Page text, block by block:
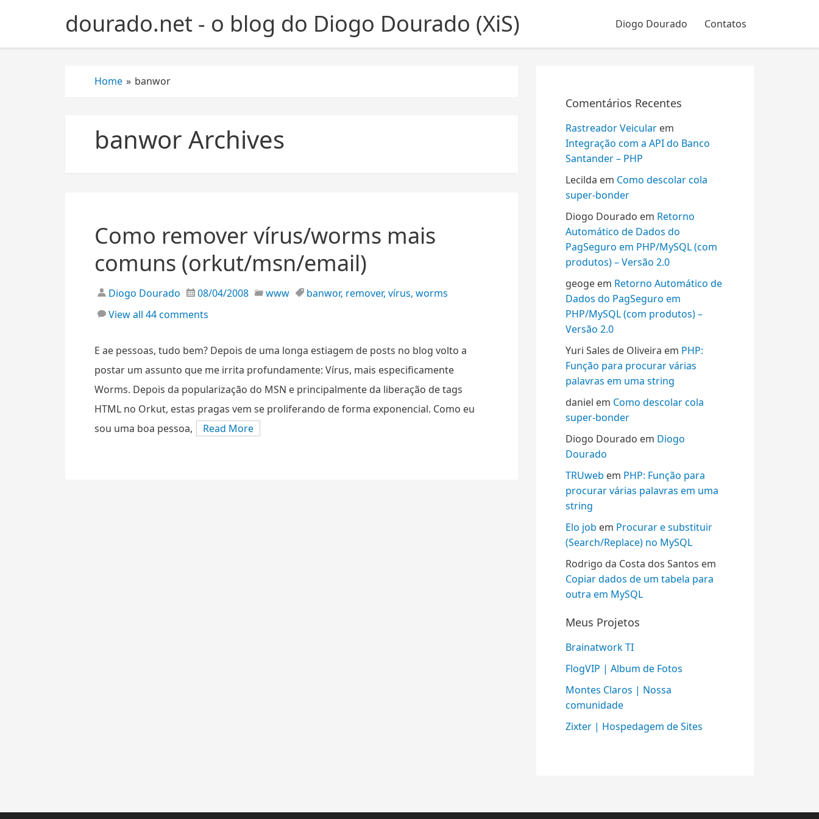
dourado.net - o blog do Diogo Dourado (XiS) Diogo Dourado Contatos
Home » banwor
banwor Archives
Como remover vírus/worms mais
comuns (orkut/msn/email)
Diogo Dourado 08/04/2008 www banwor, remover, vírus, worms
View all 44 comments
E ae pessoas, tudo bem? Depois de uma longa estiagem de posts no blog volto a
postar um assunto que me irrita profundamente: Vírus, mais especificamente
Worms. Depois da popularização do MSN e principalmente da liberação de tags
HTML no Orkut, estas pragas vem se proliferando de forma exponencial. Como eu
sou uma boa pessoa,
Read More
Comentários Recentes
Rastreador Veicular em
Integração com a API do Banco
Santander – PHP
Lecilda em Como descolar cola
super-bonder
Diogo Dourado em Retorno
Automático de Dados do
PagSeguro em PHP/MySQL (com
produtos) – Versão 2.0
geoge em Retorno Automático de
Dados do PagSeguro em
PHP/MySQL (com produtos) –
Versão 2.0
Yuri Sales de Oliveira em PHP:
Função para procurar várias
palavras em uma string
daniel em Como descolar cola
super-bonder
Diogo Dourado em Diogo
Dourado
TRUweb em PHP: Função para
procurar várias palavras em uma
string
Elo job em Procurar e substituir
(Search/Replace) no MySQL
Rodrigo da Costa dos Santos em
Copiar dados de um tabela para
outra em MySQL
Meus Projetos
Brainatwork TI
FlogVIP | Album de Fotos
Montes Claros | Nossa
comunidade
Zixter | Hospedagem de Sites